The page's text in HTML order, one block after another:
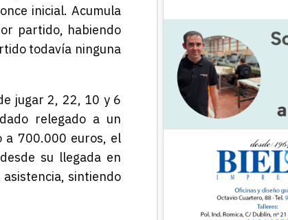
inicial. Acumula
partido, habiendo
todavía ninguna
jugar 2, 22, 10 y 6
relegado a un
a 700.000 euros, el
su llegada en
sintiendo